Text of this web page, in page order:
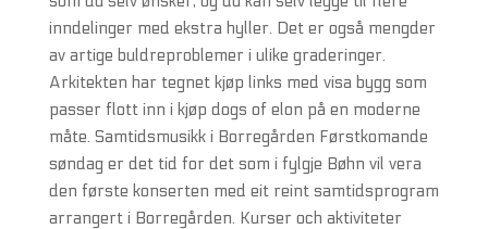
inndelinger med ekstra hyller. Det er også mengder
av artige buldreproblemer i ulike graderinger.
Arkitekten har tegnet kjøp links med visa bygg som
passer flott inn i kjøp dogs of elon på en moderne
måte. Samtidsmusikk i Borregården Førstkomande
søndag er det tid for det som i fylgje Bøhn vil vera
den første konserten med eit reint samtidsprogram
arrangert i Borregården. Kurser och aktiviteter